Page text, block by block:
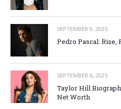
SEPTEMBER 9, 2025
Pedro Pascal: Rise,
SEPTEMBER 6, 2025
Taylor Hill
Net Worth